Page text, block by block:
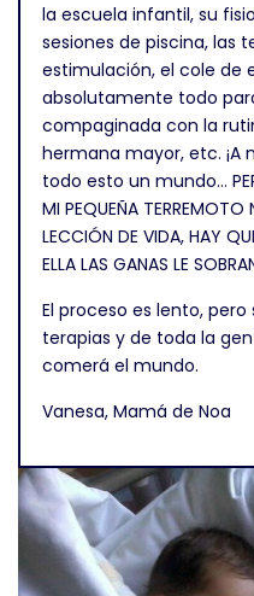
la escuela infantil, su
sesiones de piscina, las
estimulación, el cole de
absolutamente todo
compaginada con la
hermana mayor, etc.
todo esto un mundo…
MI PEQUEÑA
LECCIÓN DE VIDA, HAY
ELLA LAS GANAS LE
El proceso es lento,
terapias y de toda la
comerá el mundo.
Vanesa, Mamá de Noa